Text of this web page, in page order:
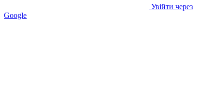
Увійти через
Google